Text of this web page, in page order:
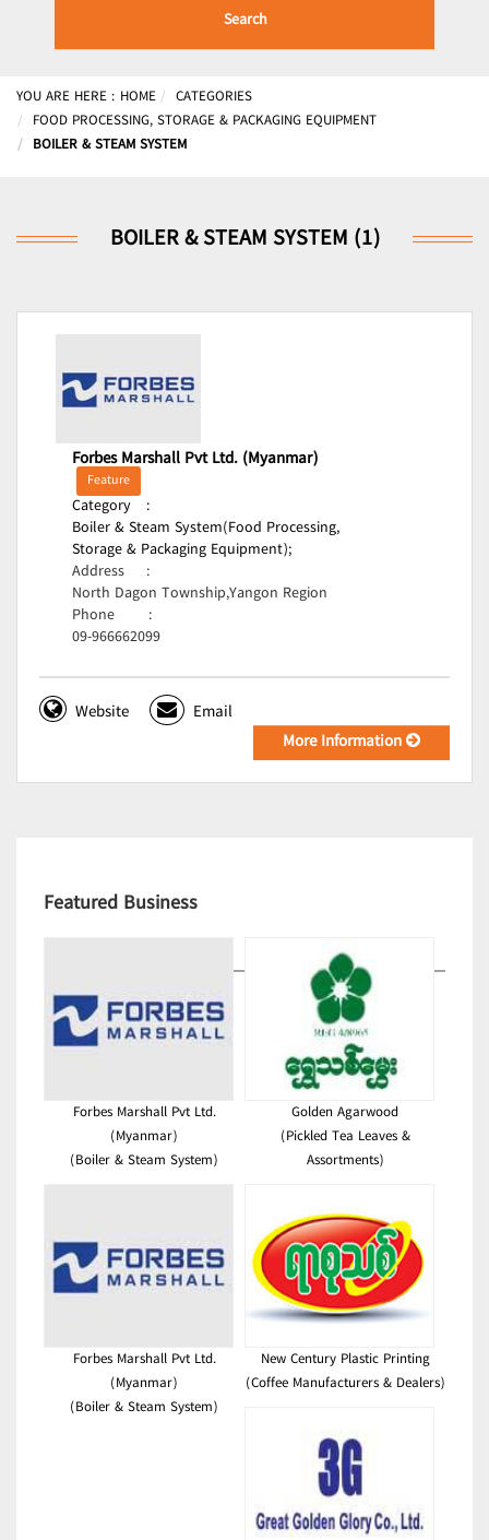
Search
YOU ARE HERE : HOME
CATEGORIES
FOOD PROCESSING, STORAGE & PACKAGING EQUIPMENT
BOILER & STEAM SYSTEM
BOILER & STEAM SYSTEM (1)
Forbes Marshall Pvt Ltd. (Myanmar)
Feature
Category
:
Boiler & Steam System(Food Processing,
Storage & Packaging Equipment);
Address
:
North Dagon Township,Yangon Region
Phone
:
09-966662099
Website
Email
More Information
Featured Business
Forbes Marshall Pvt Ltd.
(Myanmar)
(Boiler & Steam System)
Golden Agarwood
(Pickled Tea Leaves &
Assortments)
Forbes Marshall Pvt Ltd.
(Myanmar)
(Boiler & Steam System)
New Century Plastic Printing
(Coffee Manufacturers & Dealers)